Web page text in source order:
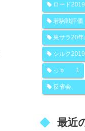
ロード
若駒戦評価
東サラ20年
シルク
っｂ 1
反省会
最近